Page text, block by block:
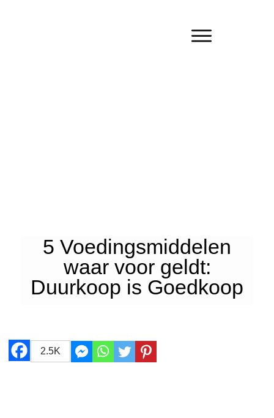
5 Voedingsmiddelen
waar voor geldt:
Duurkoop is Goedkoop
2.5K